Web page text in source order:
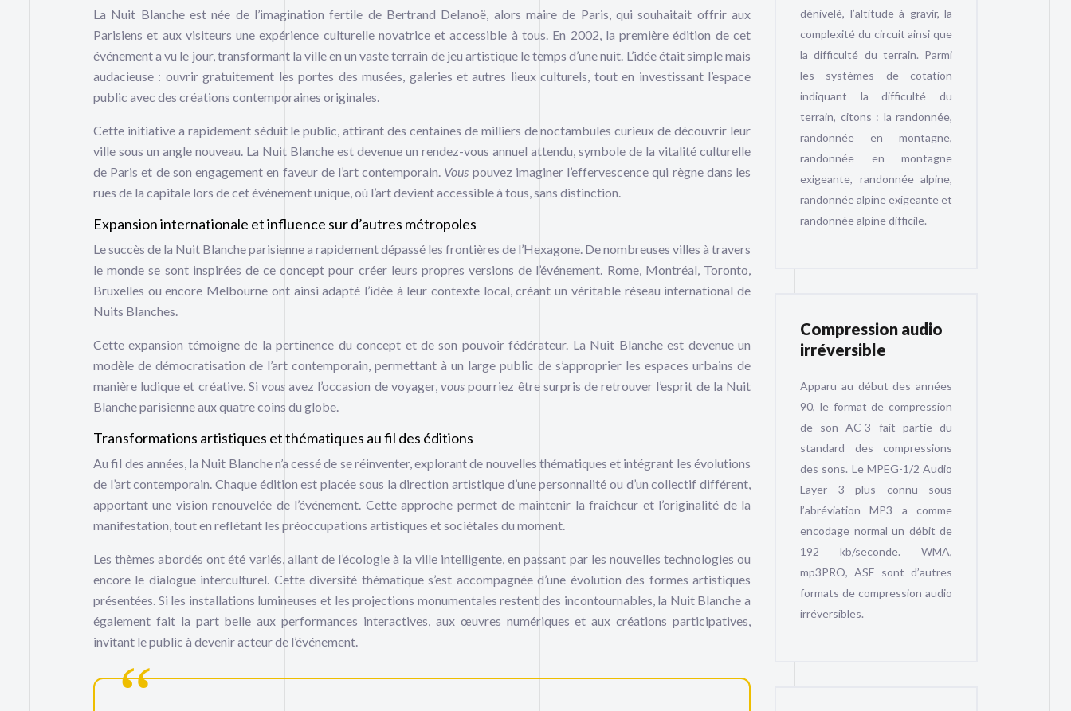
La Nuit Blanche est née de l’imagination fertile de Bertrand Delanoë, alors maire de Paris, qui souhaitait offrir aux
Parisiens et aux visiteurs une expérience culturelle novatrice et accessible à tous. En 2002, la première édition de cet
événement a vu le jour, transformant la ville en un vaste terrain de jeu artistique le temps d’une nuit. L’idée était simple mais
audacieuse : ouvrir gratuitement les portes des musées, galeries et autres lieux culturels, tout en investissant l’espace
public avec des créations contemporaines originales.
Cette initiative a rapidement séduit le public, attirant des centaines de milliers de noctambules curieux de découvrir leur
ville sous un angle nouveau. La Nuit Blanche est devenue un rendez-vous annuel attendu, symbole de la vitalité culturelle
de Paris et de son engagement en faveur de l’art contemporain. Vous pouvez imaginer l’effervescence qui règne dans les
rues de la capitale lors de cet événement unique, où l’art devient accessible à tous, sans distinction.
Expansion internationale et influence sur d’autres métropoles
Le succès de la Nuit Blanche parisienne a rapidement dépassé les frontières de l’Hexagone. De nombreuses villes à travers
le monde se sont inspirées de ce concept pour créer leurs propres versions de l’événement. Rome, Montréal, Toronto,
Bruxelles ou encore Melbourne ont ainsi adapté l’idée à leur contexte local, créant un véritable réseau international de
Nuits Blanches.
Cette expansion témoigne de la pertinence du concept et de son pouvoir fédérateur. La Nuit Blanche est devenue un
modèle de démocratisation de l’art contemporain, permettant à un large public de s’approprier les espaces urbains de
manière ludique et créative. Sivousavez l’occasion de voyager,vouspourriez être surpris de retrouver l’esprit de la Nuit
Blanche parisienne aux quatre coins du globe.
Transformations artistiques et thématiques au fil des éditions
Au fil des années, la Nuit Blanche n’a cessé de se réinventer, explorant de nouvelles thématiques et intégrant les évolutions
de l’art contemporain. Chaque édition est placée sous la direction artistique d’une personnalité ou d’un collectif différent,
apportant une vision renouvelée de l’événement. Cette approche permet de maintenir la fraîcheur et l’originalité de la
manifestation, tout en reflétant les préoccupations artistiques et sociétales du moment.
Les thèmes abordés ont été variés, allant de l’écologie à la ville intelligente, en passant par les nouvelles technologies ou
encore le dialogue interculturel. Cette diversité thématique s’est accompagnée d’une évolution des formes artistiques
présentées. Si les installations lumineuses et les projections monumentales restent des incontournables, la Nuit Blanche a
également fait la part belle aux performances interactives, aux œuvres numériques et aux créations participatives,
invitant le public à devenir acteur de l’événement.
dénivelé, l’altitude à gravir, la
complexité du circuit ainsi que
la difficulté du terrain. Parmi
les systèmes de cotation
indiquant la difficulté du
terrain, citons : la randonnée,
randonnée en montagne,
randonnée en montagne
exigeante, randonnée alpine,
randonnée alpine exigeante et
randonnée alpine difficile.
Compression audio
irréversible
Apparu au début des années
90, le format de compression
de son AC-3 fait partie du
standard des compressions
des sons. Le MPEG-1/2 Audio
Layer 3 plus connu sous
l’abréviation MP3 a comme
encodage normal un débit de
192 kb/seconde. WMA,
mp3PRO, ASF sont d’autres
formats de compression audio
irréversibles.